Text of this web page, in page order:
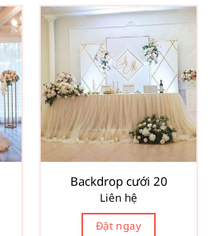
Backdrop cưới 20
Liên hệ
Đặt ngay